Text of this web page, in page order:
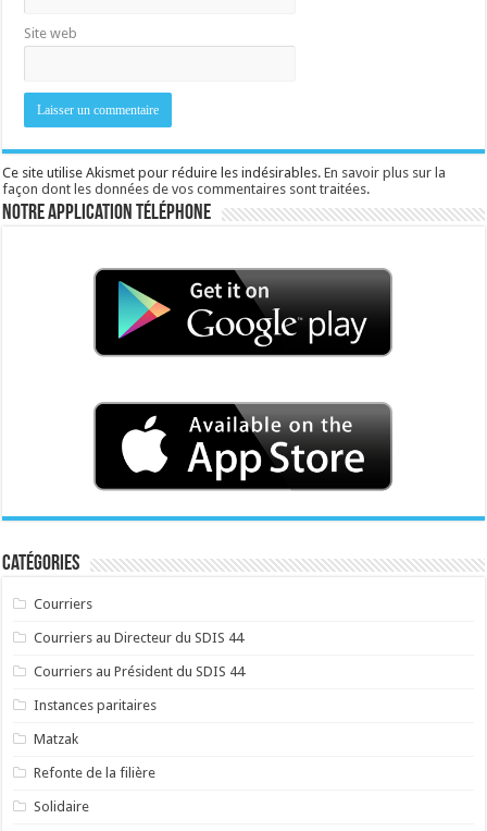
Site web
Ce site utilise Akismet pour réduire les indésirables.En savoir plus sur la
façon dont les données de vos commentaires sont traitées.
Notre application téléphone
Catégories
Courriers
Courriers au Directeur du SDIS 44
Courriers au Président du SDIS 44
Instances paritaires
Matzak
Refonte de la filière
Solidaire